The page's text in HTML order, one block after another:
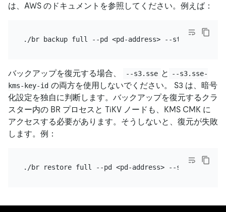
は、AWS のドキュメントを参照してください。例えば：
バックアップを復元する場合、 --s3.sse と
--s3.sse-
kms-key-id の両方を使用しないでください。 S3 は、暗号
化設定を独自に判断します。バックアップを復元するクラ
スター内の BR プロセスと TiKV ノードも、KMS CMK に
アクセスする必要があります。そうしないと、復元が失敗
します。例：